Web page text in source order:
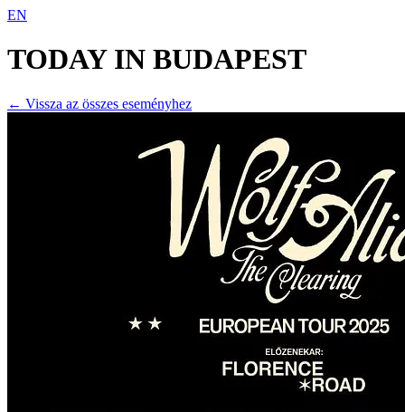
EN
TODAY IN BUDAPEST
← Vissza az összes eseményhez